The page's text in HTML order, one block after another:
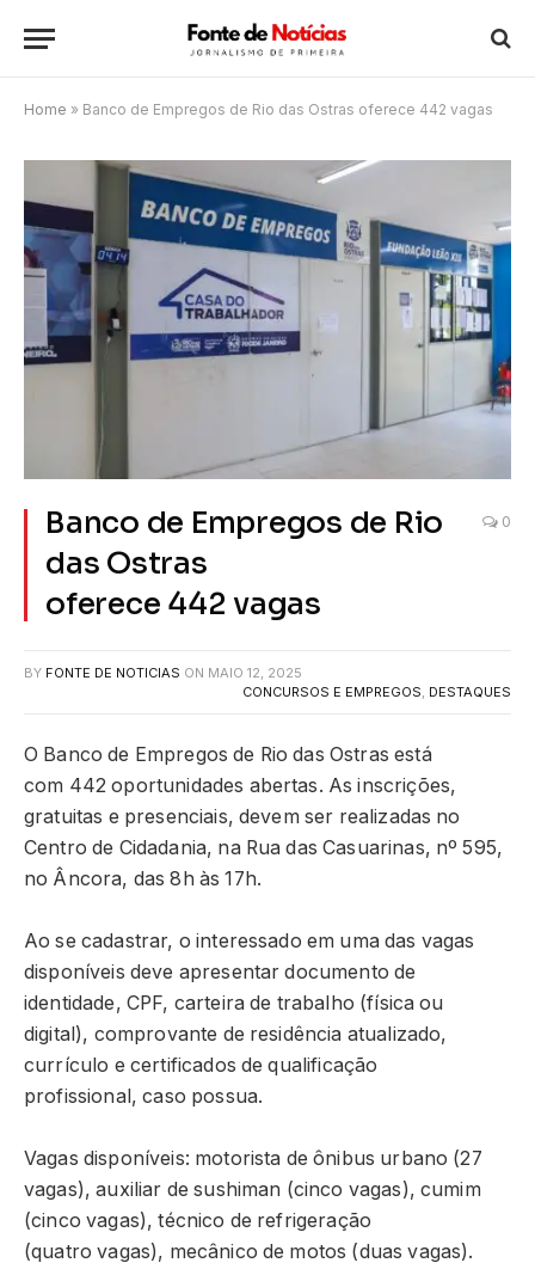
Home » Banco de Empregos de Rio das Ostras oferece 442 vagas
Banco de Empregos de Rio
das Ostras
oferece 442 vagas
0
BY FONTE DE NOTICIAS ON MAIO 12, 2025
CONCURSOS E EMPREGOS DESTAQUES
O Banco de Empregos de Rio das Ostras está
com 442 oportunidades abertas. As inscrições,
gratuitas e presenciais, devem ser realizadas no
Centro de Cidadania, na Rua das Casuarinas, nº 595,
no Âncora, das 8h às 17h.
Ao se cadastrar, o interessado em uma das vagas
disponíveis deve apresentar documento de
identidade, CPF, carteira de trabalho (física ou
digital), comprovante de residência atualizado,
currículo e certificados de qualificação
profissional, caso possua.
Vagas disponíveis: motorista de ônibus urbano (27
vagas), auxiliar de sushiman (cinco vagas), cumim
(cinco vagas), técnico de refrigeração
(quatro vagas), mecânico de motos (duas vagas).